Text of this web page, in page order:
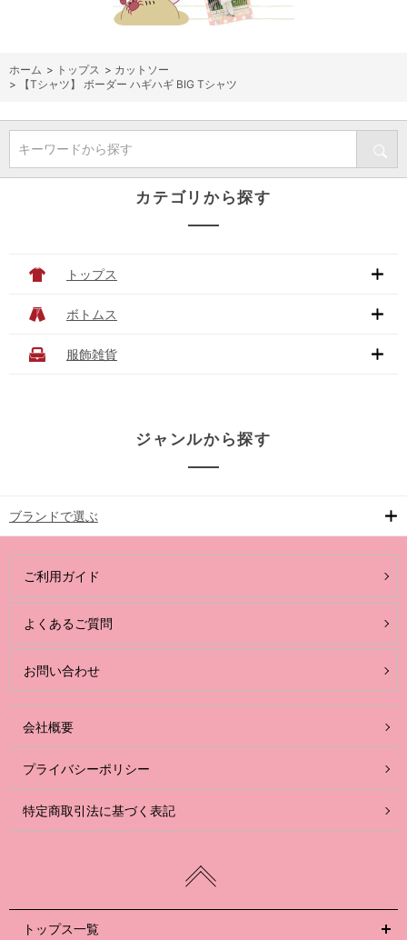
ホーム > トップス > カットソー
>
【Tシャツ】 ボーダー ハギハギ BIG Tシャツ
キーワードから探す
カテゴリから探す
トップス
ボトムス
服飾雑貨
ジャンルから探す
ブランドで選ぶ
ご利用ガイド
よくあるご質問
お問い合わせ
会社概要
プライバシーポリシー
特定商取引法に基づく表記
トップス一覧